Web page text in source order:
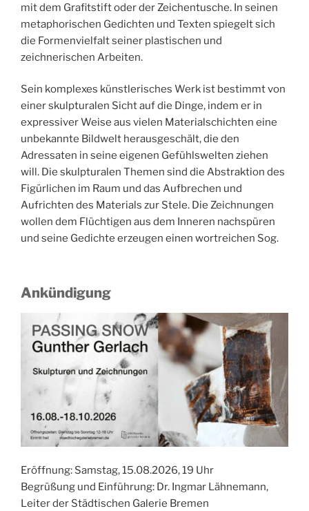
mit dem Grafitstift oder der Zeichentusche. In seinen
metaphorischen Gedichten und Texten spiegelt sich
die Formenvielfalt seiner plastischen und
zeichnerischen Arbeiten.
Sein komplexes künstlerisches Werk ist bestimmt von
einer skulpturalen Sicht auf die Dinge, indem er in
expressiver Weise aus vielen Materialschichten eine
unbekannte Bildwelt herausgeschält, die den
Adressaten in seine eigenen Gefühlswelten ziehen
will. Die skulpturalen Themen sind die Abstraktion des
Figürlichen im Raum und das Aufbrechen und
Aufrichten des Materials zur Stele. Die Zeichnungen
wollen dem Flüchtigen aus dem Inneren nachspüren
und seine Gedichte erzeugen einen wortreichen Sog.
Ankündigung
Eröffnung: Samstag, 15.08.2026, 19 Uhr
Begrüßung und Einführung: Dr. Ingmar Lähnemann,
Leiter der Städtischen Galerie Bremen